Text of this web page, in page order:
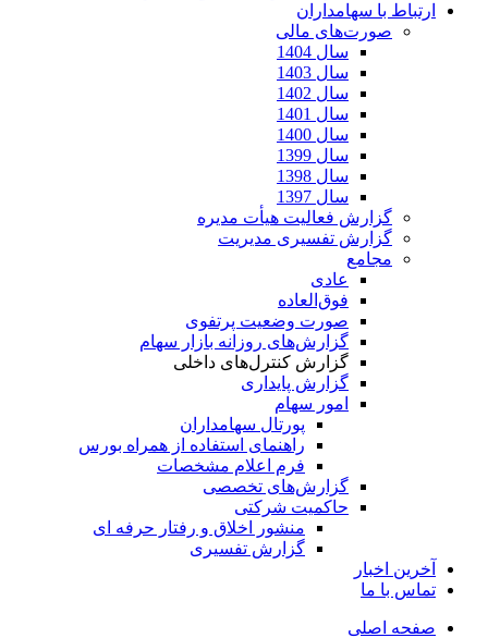
ارتباط با سهامداران
صورت‌های مالی
سال 1404
سال 1403
سال 1402
سال 1401
سال 1400
سال 1399
سال 1398
سال 1397
گزارش فعالیت هیأت مدیره
گزارش تفسیری مدیریت
مجامع
عادی
فوق‌العاده
صورت وضعیت پرتفوی
گزارش‌های روزانه بازار سهام
گزارش کنترل‌های داخلی
گزارش پایداری
امور سهام
پورتال سهامداران
راهنمای استفاده از همراه بورس
فرم اعلام مشخصات
گزارش‌های تخصصی
حاکمیت شرکتی
منشور اخلاق و رفتار حرفه­ ای
گزارش تفسیری
آخرین اخبار
تماس با ما
صفحه اصلی